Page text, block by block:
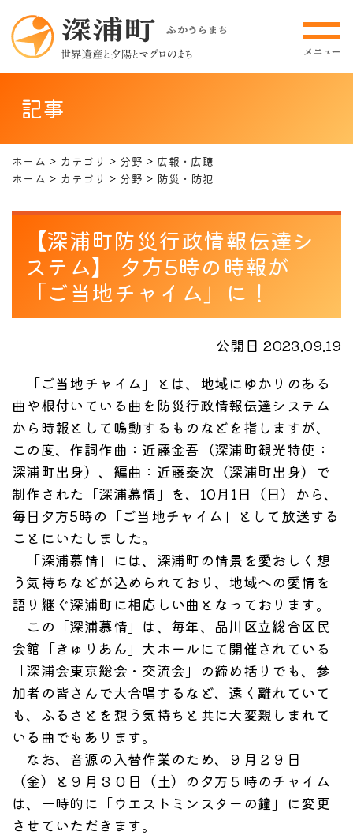
記事
ホーム カテゴリ 分野
広報・広聴
ホーム
カテゴリ 分野 防災・防犯
【深浦町防災行政情報伝達シ
ステム】 夕方5時の時報が
「ご当地チャイム」に！
公開日 2023.09.19
「ご当地チャイム」とは、地域にゆかりのある
曲や根付いている曲を防災行政情報伝達システム
から時報として鳴動するものなどを指しますが、
この度、作詞作曲：近藤金吾（深浦町観光特使：
深浦町出身）、編曲：近藤泰次（深浦町出身）で
制作された「深浦慕情」を、10月1日（日）から、
毎日夕方5時の「ご当地チャイム」として放送する
ことにいたしました。
「深浦慕情」には、深浦町の情景を愛おしく想
う気持ちなどが込められており、地域への愛情を
語り継ぐ深浦町に相応しい曲となっております。
この「深浦慕情」は、毎年、品川区立総合区民
会館「きゅりあん」大ホールにて開催されている
「深浦会東京総会・交流会」の締め括りでも、参
加者の皆さんで大合唱するなど、遠く離れていて
も、ふるさとを想う気持ちと共に大変親しまれて
いる曲でもあります。
なお、音源の入替作業のため、９月２９日
（金）と９月３０日（土）の夕方５時のチャイム
は、一時的に「ウエストミンスターの鐘」に変更
させていただきます。